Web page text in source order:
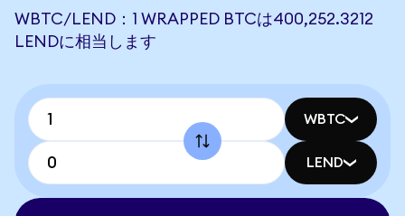
WBTC/LEND：1 WRAPPED BTCは400,252.3212
LENDに相当します
WBTC
LEND